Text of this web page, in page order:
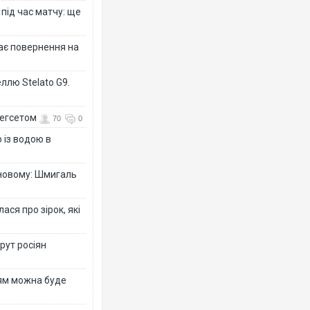
під час матчу: ще
повернення на
Stelato G9.
70 0
із водою в
Шмигаль
про зірок, які
росіян
можна буде